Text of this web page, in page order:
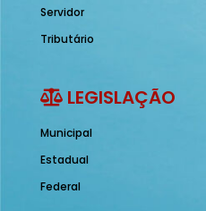
Servidor
Tributário
LEGISLAÇÃO
Municipal
Estadual
Federal